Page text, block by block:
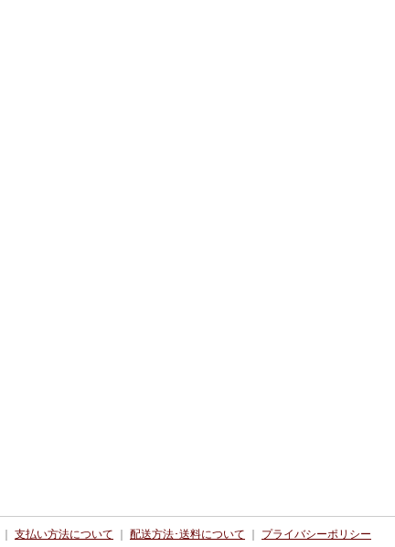
支払い方法について 配送方法･送料について プライバシーポリシー